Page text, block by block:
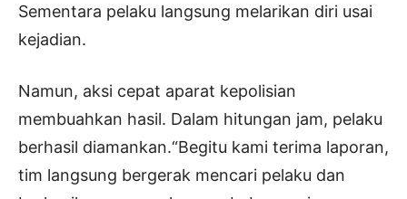
Sementara pelaku langsung melarikan diri usai
kejadian.
Namun, aksi cepat aparat kepolisian
membuahkan hasil. Dalam hitungan jam, pelaku
berhasil diamankan.“Begitu kami terima laporan,
tim langsung bergerak mencari pelaku dan